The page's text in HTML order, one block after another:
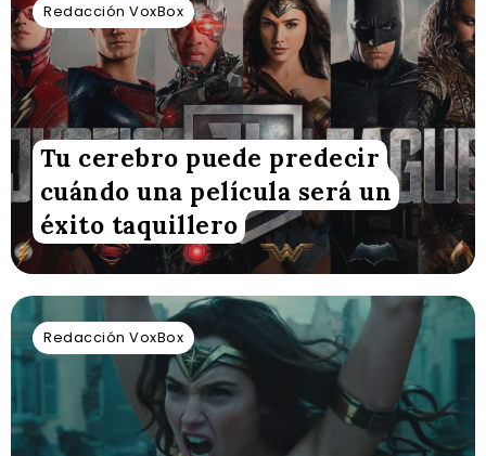
Redacción VoxBox
Tu cerebro puede predecir
cuándo una película será un
éxito taquillero
Redacción VoxBox